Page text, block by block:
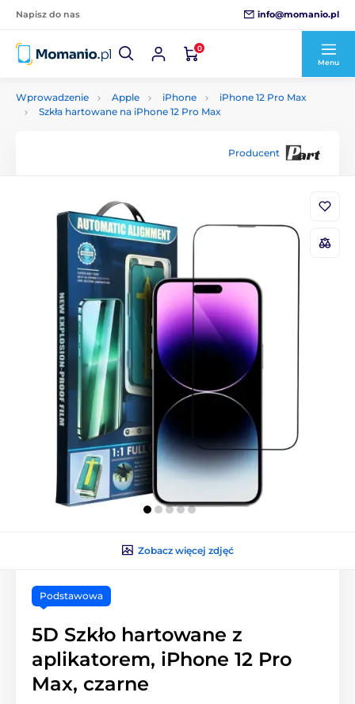
Napisz do nas info@momanio.pl
0
Menu
Wprowadzenie Apple iPhone
iPhone 12 Pro Max
Szkła hartowane na iPhone 12 Pro Max
Producent
Zobacz więcej zdjęć
Podstawowa
5D Szkło hartowane z
aplikatorem, iPhone 12 Pro
Max, czarne